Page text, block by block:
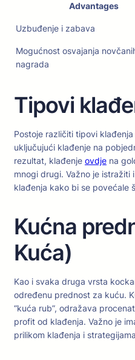
Advantages
Uzbuđenje i zabava
Mogućnost osvajanja
nagrada
Tipovi
Postoje različiti tipovi
uključujući klađenje na
rezultat, klađenje ovdje na
mnogi drugi. Važno je
klađenja kako bi se povećale
Kućna
Kuća)
Kao i svaka druga vrsta
određenu prednost za kuću.
“kuća rub”, odražava
profit od klađenja. Važno je
prilikom klađenja i